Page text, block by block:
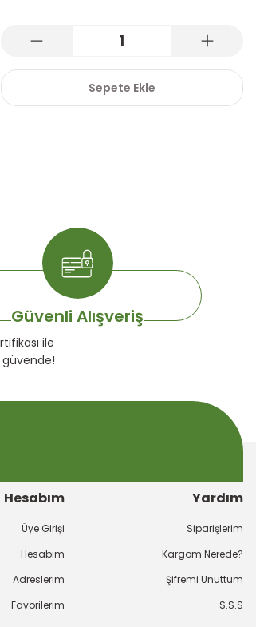
Sepete Ekle
Güvenli Alışveriş
ile
güvende!
Hesabım
Üye Girişi
Hesabım
Adreslerim
Favorilerim
Yardım
Siparişlerim
Kargom Nerede?
Şifremi Unuttum
S.S.S